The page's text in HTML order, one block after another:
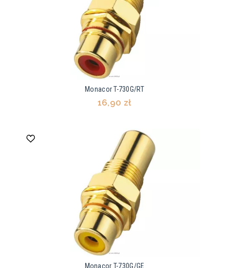
Monacor T-730G/RT
16,90 zł
Monacor T-730G/GE